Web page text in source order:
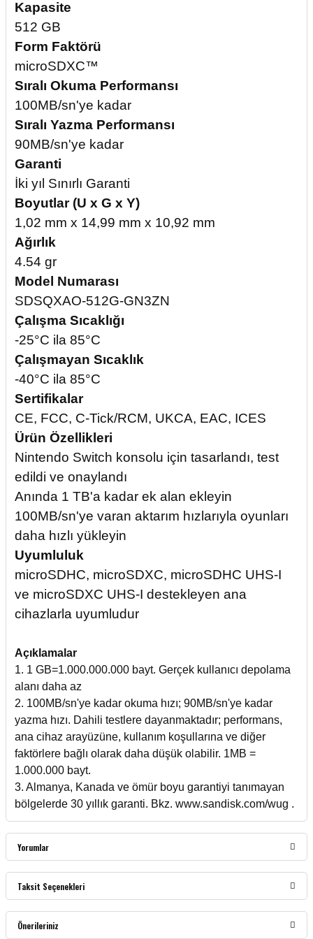
Kapasite
512 GB
Form Faktörü
microSDXC™
Sıralı Okuma Performansı
100MB/sn'ye kadar
Sıralı Yazma Performansı
90MB/sn'ye kadar
Garanti
İki yıl Sınırlı Garanti
Boyutlar (U x G x Y)
1,02 mm x 14,99 mm x 10,92 mm
Ağırlık
4.54 gr
Model Numarası
SDSQXAO-512G-GN3ZN
Çalışma Sıcaklığı
-25°C ila 85°C
Çalışmayan Sıcaklık
-40°C ila 85°C
Sertifikalar
CE, FCC, C-Tick/RCM, UKCA, EAC, ICES
Ürün Özellikleri
Nintendo Switch konsolu için tasarlandı, test
edildi ve onaylandı
Anında 1 TB'a kadar ek alan ekleyin
100MB/sn'ye varan aktarım hızlarıyla oyunları
daha hızlı yükleyin
Uyumluluk
microSDHC, microSDXC, microSDHC UHS-I
ve microSDXC UHS-I destekleyen ana
cihazlarla uyumludur
Açıklamalar
1. 1 GB=1.000.000.000 bayt. Gerçek kullanıcı depolama
alanı daha az
2. 100MB/sn'ye kadar okuma hızı; 90MB/sn'ye kadar
yazma hızı. Dahili testlere dayanmaktadır; performans,
ana cihaz arayüzüne, kullanım koşullarına ve diğer
faktörlere bağlı olarak daha düşük olabilir. 1MB =
1.000.000 bayt.
3. Almanya, Kanada ve ömür boyu garantiyi tanımayan
bölgelerde 30 yıllık garanti. Bkz. www.sandisk.com/wug .
Yorumlar
Bu ürüne ilk yorumu siz yapın!
Taksit Seçenekleri
Önerileriniz